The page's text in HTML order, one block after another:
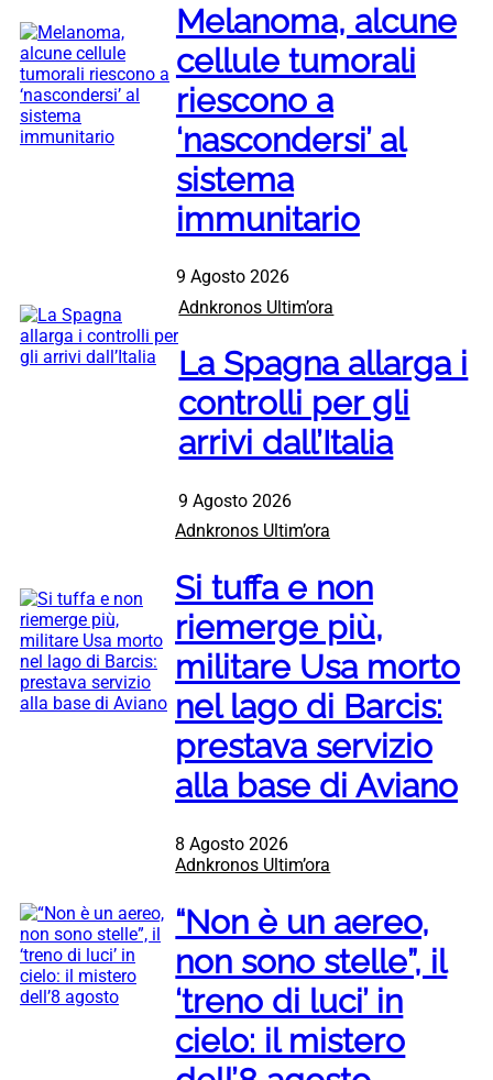
Melanoma, alcune
cellule tumorali
riescono a
‘nascondersi’ al
sistema
immunitario
9 Agosto 2026
Adnkronos Ultim’ora
La Spagna allarga i
controlli per gli
arrivi dall’Italia
9 Agosto 2026
Adnkronos Ultim’ora
Si tuffa e non
riemerge più,
militare Usa morto
nel lago di Barcis:
prestava servizio
alla base di Aviano
8 Agosto 2026
Adnkronos Ultim’ora
“Non è un aereo,
non sono stelle”, il
‘treno di luci’ in
cielo: il mistero